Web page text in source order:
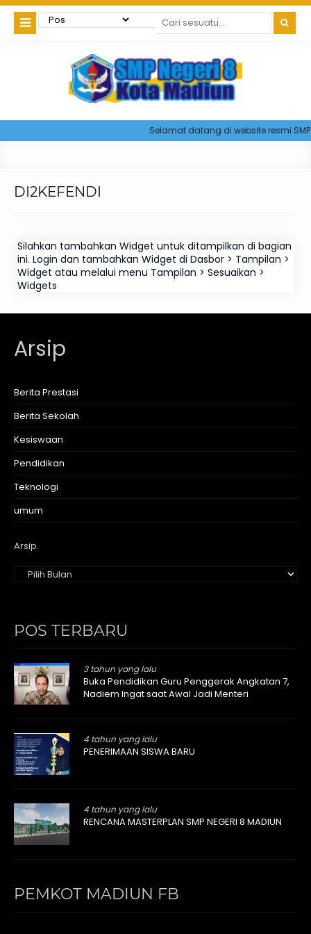
Selamat datang di website resmi SMP
DI2KEFENDI
Silahkan tambahkan Widget untuk ditampilkan di bagian
ini. Login dan tambahkan Widget di Dasbor > Tampilan >
Widget atau melalui menu Tampilan > Sesuaikan >
Widgets
Arsip
Berita Prestasi
Berita Sekolah
Kesiswaan
Pendidikan
Teknologi
umum
Arsip
POS TERBARU
3 tahun yang lalu
Buka Pendidikan Guru Penggerak Angkatan 7,
Nadiem Ingat saat Awal Jadi Menteri
4 tahun yang lalu
PENERIMAAN SISWA BARU
4 tahun yang lalu
RENCANA MASTERPLAN SMP NEGERI 8 MADIUN
PEMKOT MADIUN FB